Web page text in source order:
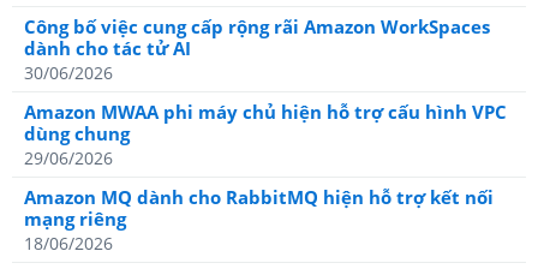
Công bố việc cung cấp rộng rãi Amazon WorkSpaces
dành cho tác tử AI
30/06/2026
Amazon MWAA phi máy chủ hiện hỗ trợ cấu hình VPC
dùng chung
29/06/2026
Amazon MQ dành cho RabbitMQ hiện hỗ trợ kết nối
mạng riêng
18/06/2026